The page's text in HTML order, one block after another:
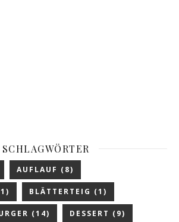
SCHLAGWÖRTER
AUFLAUF (8)
BLÄTTERTEIG (1)
(14) DESSERT (9)